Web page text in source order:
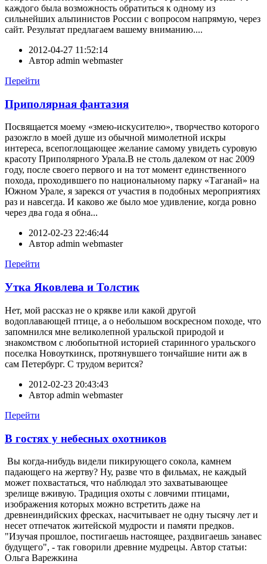
каждого была возможность обратиться к одному из
сильнейших альпинистов России с вопросом напрямую, через
сайт. Результат предлагаем вашему вниманию....
2012-04-27 11:52:14
Автор admin webmaster
Перейти
Приполярная фантазия
Посвящается моему «змею-искусителю», творчество которого
разожгло в моей душе из обычной мимолетной искры
интереса, всепоглощающее желание самому увидеть суровую
красоту Приполярного Урала.В не столь далеком от нас 2009
году, после своего первого и на тот момент единственного
похода, проходившего по национальному парку «Таганай» на
Южном Урале, я зарекся от участия в подобных мероприятиях
раз и навсегда. И каково же было мое удивление, когда ровно
через два года я обна...
2012-02-23 22:46:44
Автор admin webmaster
Перейти
Утка Яковлева и Толстик
Нет, мой рассказ не о крякве или какой другой
водоплавающей птице, а о небольшом воскресном походе, что
запомнился мне великолепной уральской природой и
знакомством с любопытной историей старинного уральского
поселка Новоуткинск, протянувшего тончайшие нити аж в
сам Петербург. С трудом верится?
2012-02-23 20:43:43
Автор admin webmaster
Перейти
В гостях у небесных охотников
Вы когда-нибудь видели пикирующего сокола, камнем
падающего на жертву? Ну, разве что в фильмах, не каждый
может похвастаться, что наблюдал это захватывающее
зрелище вживую. Традиция охоты с ловчими птицами,
изображения которых можно встретить даже на
древнеиндийских фресках, насчитывает не одну тысячу лет и
несет отпечаток житейской мудрости и памяти предков.
"Изучая прошлое, постигаешь настоящее, раздвигаешь занавес
будущего", - так говорили древние мудрецы. Автор статьи:
Ольга Варежкина